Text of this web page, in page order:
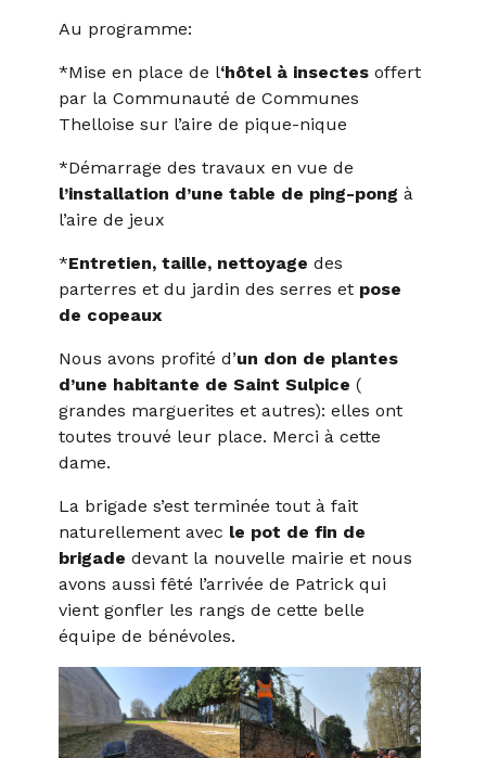
Au programme:
*Mise en place de l‘hôtel à insectesoffert
par la Communauté de Communes
Thelloise sur l’aire de pique-nique
*Démarrage des travaux en vue de
l’installation d’une table de ping-pong à
l’aire de jeux
*Entretien, taille, nettoyage des
parterres et du jardin des serres et pose
de copeaux
Nous avons profité d’un don de plantes
d’une habitante de Saint Sulpice (
grandes marguerites et autres): elles ont
toutes trouvé leur place. Merci à cette
dame.
La brigade s’est terminée tout à fait
naturellement avec le pot de fin de
brigade devant la nouvelle mairie et nous
avons aussi fêté l’arrivée de Patrick qui
vient gonfler les rangs de cette belle
équipe de bénévoles.